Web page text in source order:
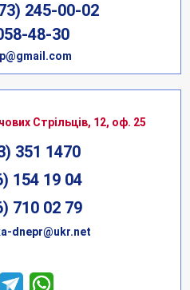
245-00-02
48-30
Стрільців, 12, оф. 25
351 1470
154 19 04
710 02 79
dnepr@ukr.net